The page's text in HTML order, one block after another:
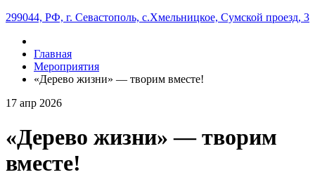
299044, РФ, г. Севастополь, с.Хмельницкое, Сумской проезд, 3
Главная
Мероприятия
«Дерево жизни» — творим вместе!
17 апр 2026
«Дерево жизни» — творим
вместе!